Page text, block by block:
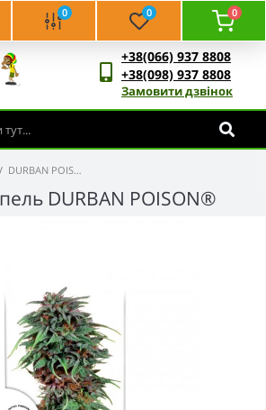
0 0 0
+38(066) 937 8808
+38(098) 937 8808
Замовити дзвінок
DURBAN POISON® - Dutch Passion
DURBAN POISON®